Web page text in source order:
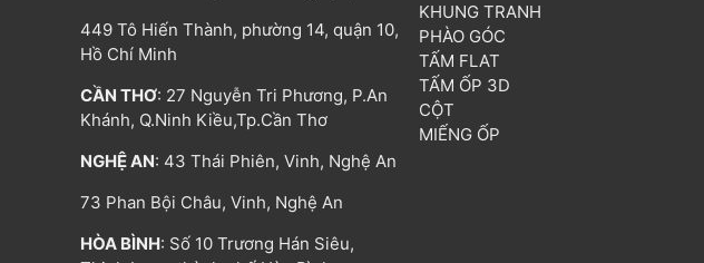
449 Tô Hiến Thành, phường 14, quận 10,
Hồ Chí Minh
CẦN THƠ: 27 Nguyễn Tri Phương, P.An
Khánh, Q.Ninh Kiều,Tp.Cần Thơ
NGHỆ AN: 43 Thái Phiên, Vinh, Nghệ An
73 Phan Bội Châu, Vinh, Nghệ An
HÒA BÌNH: Số 10 Trương Hán Siêu,
KHUNG TRANH
PHÀO GÓC
TẤM FLAT
TẤM ỐP 3D
CỘT
MIẾNG ỐP